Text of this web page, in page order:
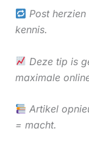
Post
kennis.
Deze tip is
maximale
Artikel
= macht.